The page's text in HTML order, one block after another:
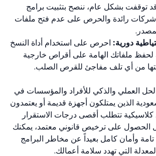
توقفت بشكل عام، ننصح بتثبيت برامج
رائدة والحرص على عدم فتح ملفات
دورية: احرص على استخدام أداة النسخ
لحفظ ملفاتك الهامة على أقراص خارجية
من أي تلف مفاجئ للقرص الصلب.
7 برو الحل العملي والذكي للأفراد والمؤسسات في
الذين يمتلكون أجهزة قديمة أو يعتمدون
تتطلب أقصى درجات الاستقرار
الحصول على ترخيص قانوني معتمد، يمكنك
وأمان كامل بعيداً عن مخاطر البرامج
التي تهدد سلامة أعمالك.